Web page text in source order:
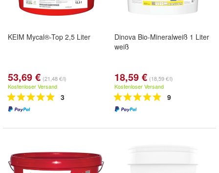
KEIM Mycal®-Top 2,5 Liter
53,69 € (21,48 €/l)
Kostenloser Versand
3
Dinova Bio-Mineralweiß 1 Liter
weiß
18,59 € (18,59 €/l)
Kostenloser Versand
9